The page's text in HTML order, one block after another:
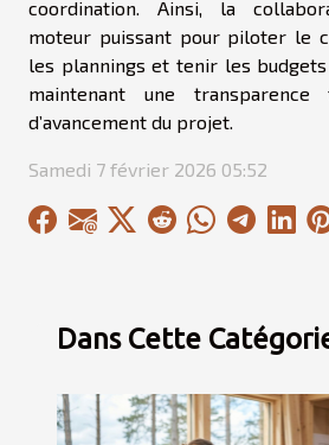
coordination. Ainsi, la
moteur puissant pour piloter le
les plannings et tenir les
maintenant une
d’avancement du projet.
Samedi 7 février 2026 05:52
Dans Cette